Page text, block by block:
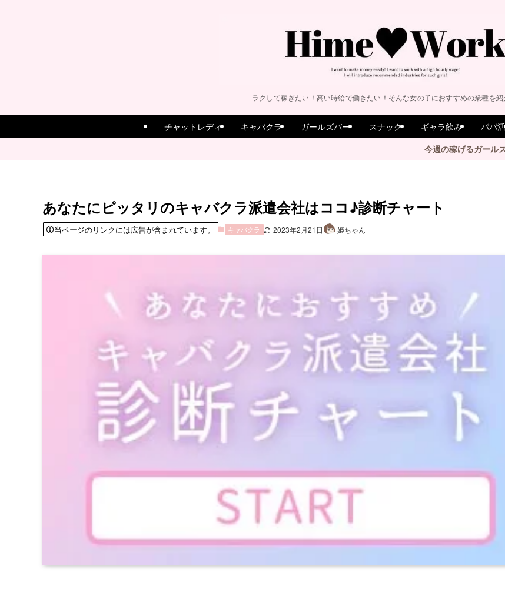
ラクして稼ぎたい！高い時給で働きたい！そんな女の子におすすめの業種を紹
チャットレディ キャバクラ ガールズバー スナック ギャラ飲み パパ活
今週の稼げるガールズバイトはこちら♡
あなたにピッタリのキャバクラ派遣会社はココ♪診断チャート
当ページのリンクには広告が含まれています。 キャバクラ 2023年2月21日 姫ちゃん